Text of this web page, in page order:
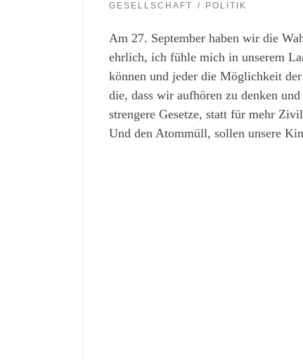
GESELLSCHAFT POLITIK
Am 27. September haben wir die
ehrlich, ich fühle mich in unserem
können und jeder die Möglichkeit
die, dass wir aufhören zu denken
strengere Gesetze, statt für mehr
Und den Atommüll, sollen unsere